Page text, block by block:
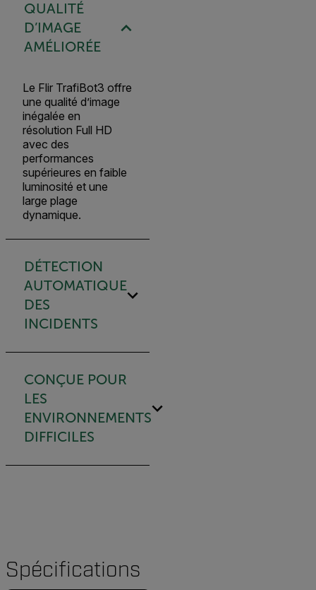
QUALITÉ
D’IMAGE
AMÉLIORÉE
Le Flir TrafiBot3 offre
une qualité d’image
inégalée en
résolution Full HD
avec des
performances
supérieures en faible
luminosité et une
large plage
dynamique.
DÉTECTION
AUTOMATIQUE
DES
INCIDENTS
CONÇUE POUR
LES
ENVIRONNEMENTS
DIFFICILES
Spécifications